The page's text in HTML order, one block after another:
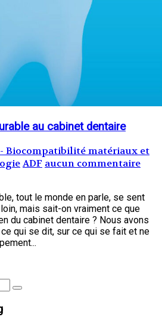
au cabinet dentaire
- Biocompatibilité matériaux et
ADF aucun commentaire
tout le monde en parle, se sent
mais sait-on vraiment ce que
du cabinet dentaire ? Nous avons
qui se dit, sur ce qui se fait et ne